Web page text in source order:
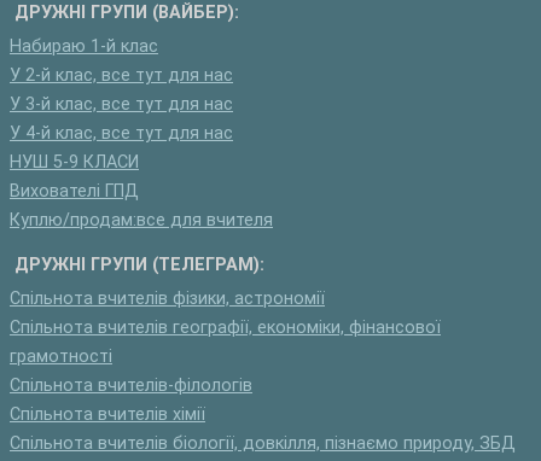
ДРУЖНІ ГРУПИ (ВАЙБЕР):
Набираю 1-й клас
У 2-й клас, все тут для нас
У 3-й клас, все тут для нас
У 4-й клас, все тут для нас
НУШ 5-9 КЛАСИ
Вихователі ГПД
Куплю/продам:все для вчителя
ДРУЖНІ ГРУПИ (ТЕЛЕГРАМ):
Спільнота вчителів фізики, астрономії
Спільнота вчителів географії, економіки, фінансової
грамотності
Спільнота вчителів-філологів
Спільнота вчителів хімії
Спільнота вчителів біології, довкілля, пізнаємо природу, ЗБД